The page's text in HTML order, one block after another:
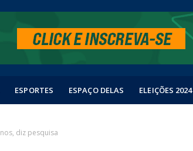
ESPORTES ESPAÇO DELAS ELEIÇÕES 2024
diz pesquisa